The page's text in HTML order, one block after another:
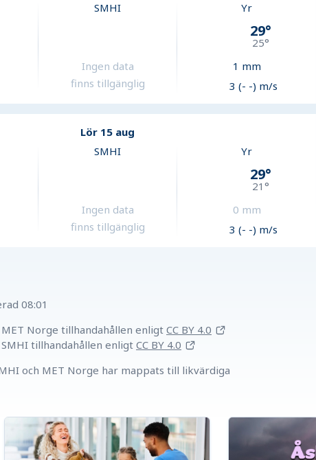
SMHI
Ingen data
finns tillgänglig
Yr
29°
25°
1 mm
3 (- -) m/s
Lör 15 aug
SMHI
Ingen data
finns tillgänglig
Yr
29°
21 °
0 mm
3 (- -) m/s
08:01
Norge tillhandahållen enligt CC BY 4.0
tillhandahållen enligt CC BY 4.0
och MET Norge har mappats till likvärdiga